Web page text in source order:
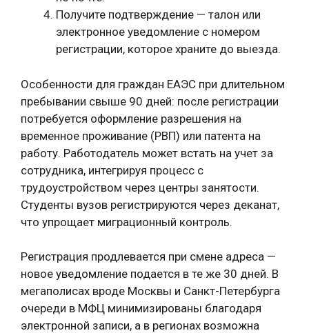
Получите подтверждение — талон или
электронное уведомление с номером
регистрации, которое храните до выезда.
Особенности для граждан ЕАЭС при длительном
пребывании свыше 90 дней: после регистрации
потребуется оформление разрешения на
временное проживание (РВП) или патента на
работу. Работодатель может встать на учет за
сотрудника, интегрируя процесс с
трудоустройством через центры занятости.
Студенты вузов регистрируются через деканат,
что упрощает миграционный контроль.
Регистрация продлевается при смене адреса —
новое уведомление подается в те же 30 дней. В
мегаполисах вроде Москвы и Санкт-Петербурга
очереди в МФЦ минимизированы благодаря
электронной записи, а в регионах возможна